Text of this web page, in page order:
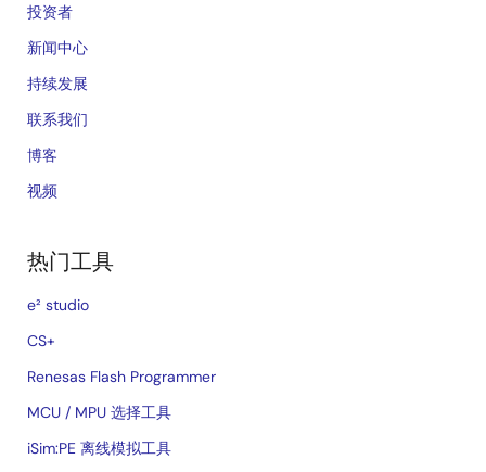
投资者
新闻中心
持续发展
联系我们
博客
视频
热门工具
e² studio
CS+
Renesas Flash Programmer
MCU / MPU 选择工具
iSim:PE 离线模拟工具